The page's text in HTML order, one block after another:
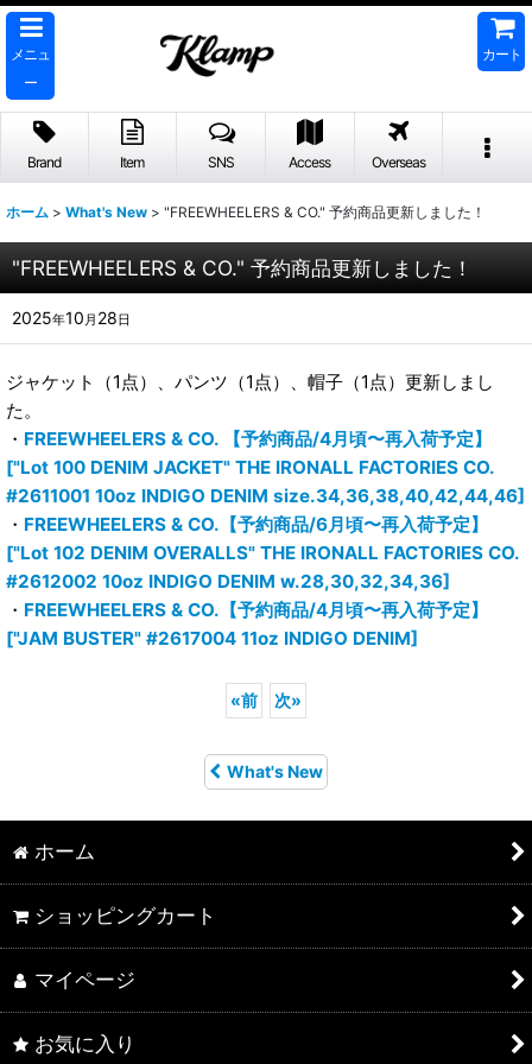
メニュ
ー
カート
Brand Item SNS Access Overseas
ホーム > What's New > "FREEWHEELERS & CO." 予約商品更新しました！
"FREEWHEELERS & CO." 予約商品更新しました！
2025年10 月 28日
ジャケット（1点）、パンツ（1点）、帽子（1点）更新しまし
た。
・ FREEWHEELERS & CO. 【予約商品/4月頃〜再入荷予定】
["Lot 100 DENIM JACKET" THE IRONALL FACTORIES CO.
#2611001 10oz INDIGO DENIM size.34,36,38,40,42,44,46]
・ FREEWHEELERS & CO.【予約商品/6月頃〜再入荷予定】
["Lot 102 DENIM OVERALLS" THE IRONALL FACTORIES CO.
#2612002 10oz INDIGO DENIM w.28,30,32,34,36]
・ FREEWHEELERS & CO.【予約商品/4月頃〜再入荷予定】
["JAM BUSTER" #2617004 11oz INDIGO DENIM]
«前 次»
What's New
ホーム
ショッピングカート
マイページ
お気に入り